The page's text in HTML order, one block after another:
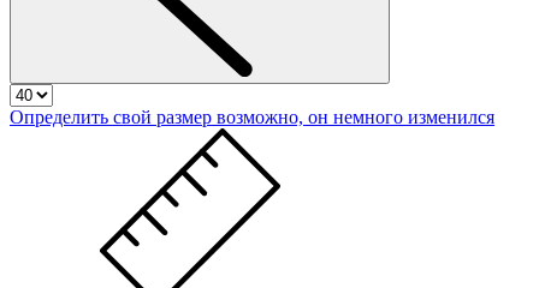
Определить свой размер возможно, он немного изменился